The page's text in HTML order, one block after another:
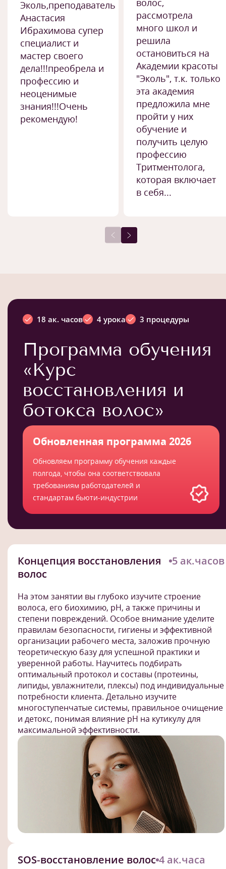
Эколь,преподаватель
Анастасия
Ибрахимова супер
специалист и
мастер своего
дела!!!преобрела и
профессию и
неоценимые
знания!!!Очень
рекомендую!
рассмотрела
много школ и
решила
остановиться на
Академии красоты
"Эколь", т.к. только
эта академия
предложила мне
пройти у них
обучение и
получить целую
профессию
Тритментолога,
которая включает
в себя...
18 ак. часов 4 урока 3 процедуры
Программа обучения
«Курс
восстановления и
ботокса волос»
Обновленная программа 2026
Обновляем программу обучения каждые
полгода, чтобы она соответствовала
требованиям работодателей и
стандартам бьюти-индустрии
Концепция восстановления
волос
5 ак.часов
На этом занятии вы глубоко изучите строение
волоса, его биохимию, pH, а также причины и
степени повреждений. Особое внимание уделите
правилам безопасности, гигиены и эффективной
организации рабочего места, заложив прочную
теоретическую базу для успешной практики и
уверенной работы. Научитесь подбирать
оптимальный протокол и составы (протеины,
липиды, увлажнители, плексы) под индивидуальные
потребности клиента. Детально изучите
многоступенчатые системы, правильное очищение
и детокс, понимая влияние pH на кутикулу для
максимальной эффективности.
SOS‑восстановление волос 4 ак.часа